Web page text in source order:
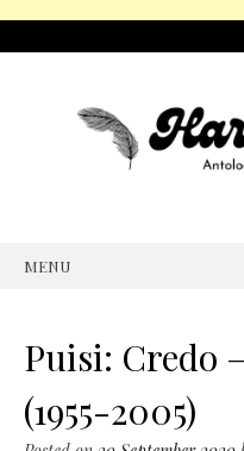
MENU
Puisi: Credo
(1955-2005)